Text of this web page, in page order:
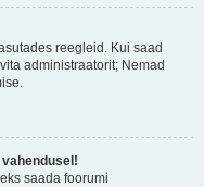
reegleid. Kui saad
administraatorit; Nemad
saada foorumi